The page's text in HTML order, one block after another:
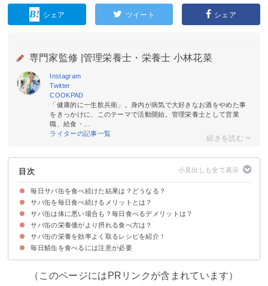
シェア ツイート シェア
専門家監修 | 管理栄養士・栄養士 小林花菜
Instagram
Twitter
COOKPAD
「健康的に一生飲兵衛」。身内が病気で大好きなお酒をやめた事
をきっかけに、このテーマで活動開始。管理栄養士として営業
職、給食・...
ライターの記事一覧
目次
毎日サバ缶を食べ続けた結果は？どうなる？
毎日サバ缶を食べ続けた人の口コミ
サバ缶を毎日食べ続けるメリットとは？
①悪玉コレステロール値が下がる
②ダイエット効果が見込める・痩せる
③がん予防になる
④骨折予防になる
サバ缶は体に悪い場合も？毎日食べるデメリットは？
①塩分を過剰摂取する可能性がある
②プリン体が多く痛風になる可能性がある
サバ缶の栄養価がより摂れる食べ方は？
サバ缶の煮汁も飲む・料理に活用する
サバ缶の栄養を効率よく取るレシピを紹介！
①サバ納豆丼
②モッツァレラとサバ缶のトマトパスタ
③サバ缶サラダ
毎日鯖缶を食べるには注意が必要
（このページにはPRリンクが含まれています）